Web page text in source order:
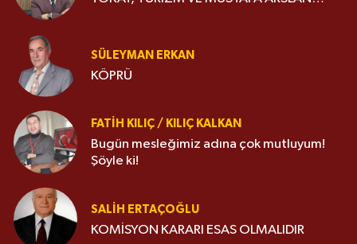
SÜLEYMAN ERKAN
KÖPRÜ
FATIH KILIÇ / KILIÇ KALKAN
Bugün mesleğimiz adına çok mutluyum!
Şöyle ki!
SALIH ERTAÇOĞLU
KOMİSYON KARARI ESAS OLMALIDIR